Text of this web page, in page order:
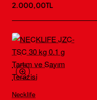
2.000,00TL
Necklife